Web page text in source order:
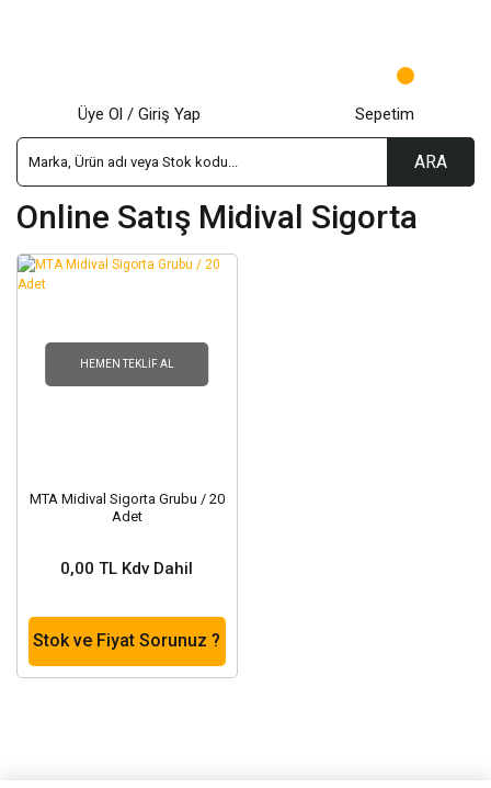
ARA
Üye Ol / Giriş Yap Sepetim
Online Satış Midival Sigorta
HEMEN TEKLIF AL
MTA Midival Sigorta Grubu / 20
Adet
0,00 TL Kdv Dahil
Stok ve Fiyat Sorunuz ?